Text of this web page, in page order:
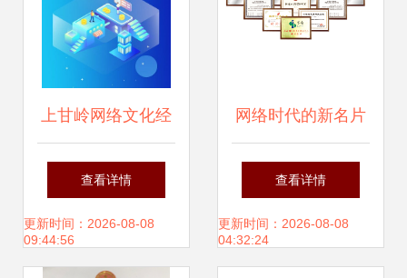
上甘岭网络文化经
营许可证分类与办
理费用全解读
查看详情
更新时间：2026-08-08
09:44:56
网络时代的新名片
文化经营的核心路
径与解决方案
查看详情
更新时间：2026-08-08
04:32:24